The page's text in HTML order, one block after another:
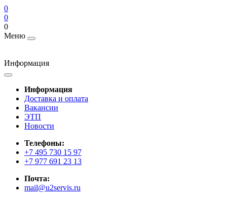
0
0
0
Меню
Информация
Информация
Доставка и оплата
Вакансии
ЭТП
Новости
Телефоны:
+7 495 730 15 97
+7 977 691 23 13
Почта:
mail@u2servis.ru